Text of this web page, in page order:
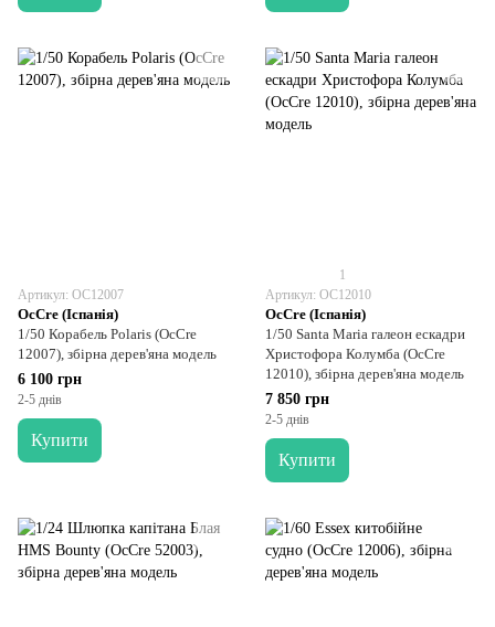
Артикул: OC12007
OcCre (Іспанія)
1/50 Корабель Polaris (OcCre
12007), збірна дерев'яна модель
6 100 грн
2-5 днів
Купити
1
Артикул: OC12010
OcCre (Іспанія)
1/50 Santa Maria галеон ескадри
Христофора Колумба (OcCre
12010), збірна дерев'яна модель
7 850 грн
2-5 днів
Купити